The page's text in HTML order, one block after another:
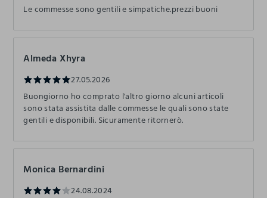
Le commesse sono gentili e simpatiche.prezzi buoni
Almeda Xhyra
27.05.2026
Buongiorno ho comprato l'altro giorno alcuni articoli
sono stata assistita dalle commesse le quali sono state
gentili e disponibili. Sicuramente ritornerò.
Monica Bernardini
24.08.2024